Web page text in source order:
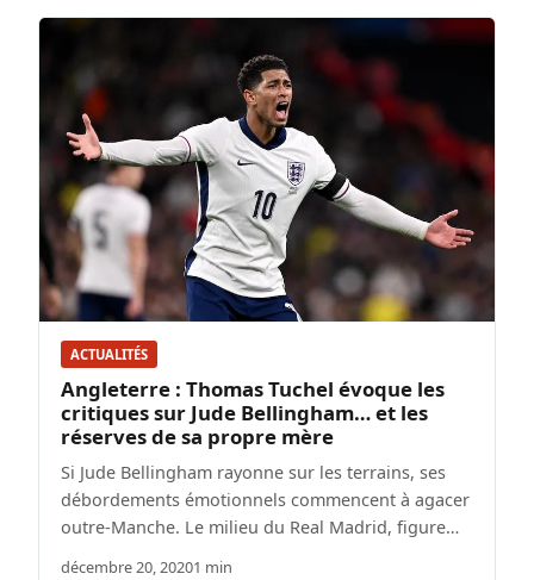
ACTUALITÉS
Angleterre : Thomas Tuchel évoque les
critiques sur Jude Bellingham… et les
réserves de sa propre mère
Si Jude Bellingham rayonne sur les terrains, ses
débordements émotionnels commencent à agacer
outre-Manche. Le milieu du Real Madrid, figure…
décembre 20, 20201 min